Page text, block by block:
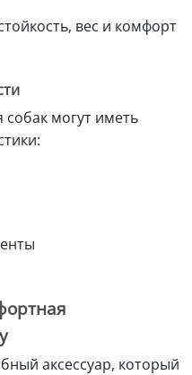
вес и комфорт
могут иметь
аксессуар, который